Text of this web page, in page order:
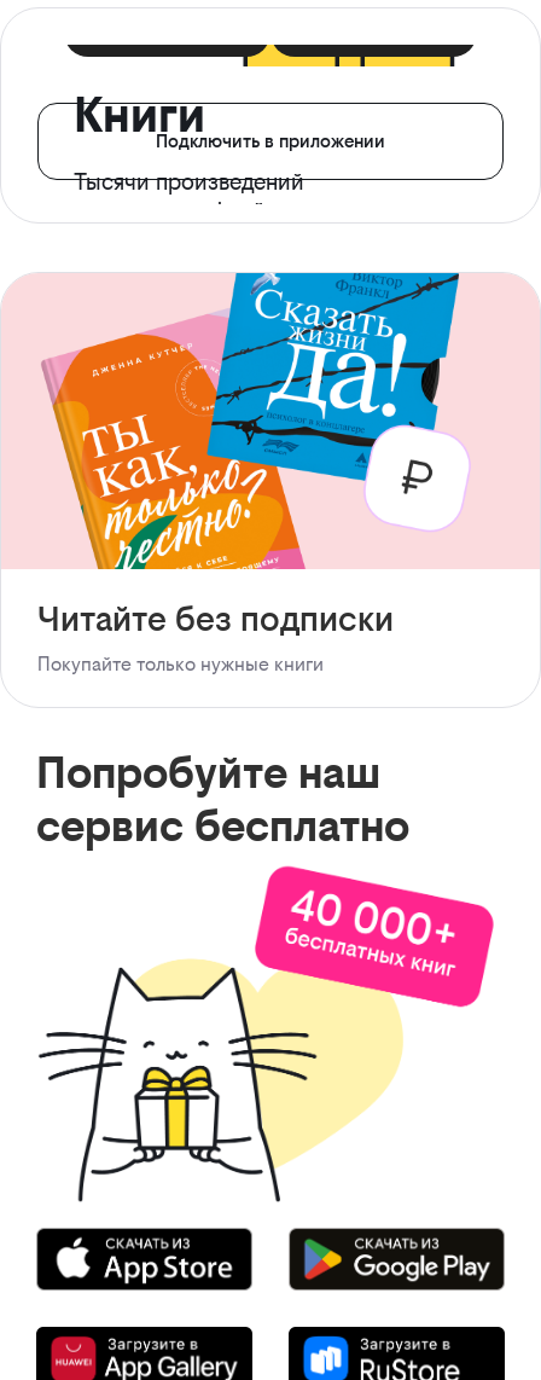
Книги
Тысячи произведений
с доступом офлайн
Подключить в приложении
Читайте без подписки
Покупайте только нужные книги
Попробуйте наш
сервис бесплатно